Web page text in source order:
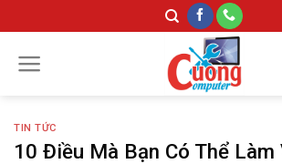
to
content
TIN TỨC
10 Điều Mà Bạn Có Thể Làm